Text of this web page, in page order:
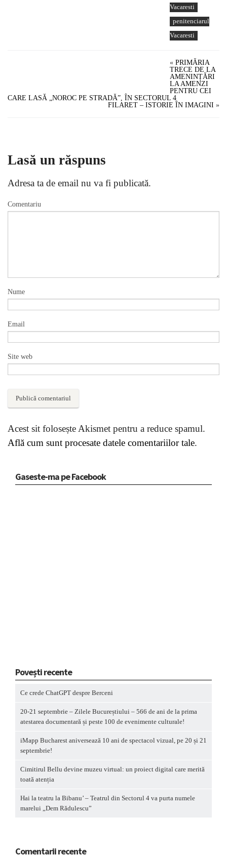
Vacaresti
penitenciarul
Vacaresti
« PRIMĂRIA
TRECE DE LA
AMENINȚĂRI
LA AMENZI
PENTRU CEI
CARE LASĂ „NOROC PE STRADĂ”, ÎN SECTORUL 4
FILARET – ISTORIE ÎN IMAGINI »
Lasă un răspuns
Adresa ta de email nu va fi publicată.
Comentariu
Nume
Email
Site web
Acest sit folosește Akismet pentru a reduce spamul.
Află cum sunt procesate datele comentariilor tale.
Gaseste-ma pe Facebook
Povești recente
Ce crede ChatGPT despre Berceni
20-21 septembrie – Zilele Bucureștiului – 566 de ani de la prima
atestarea documentară și peste 100 de evenimente culturale!
iMapp Bucharest aniversează 10 ani de spectacol vizual, pe 20 și 21
septembrie!
Cimitirul Bellu devine muzeu virtual: un proiect digital care merită
toată atenția
Hai la teatru la Bibanu’ – Teatrul din Sectorul 4 va purta numele
marelui „Dem Rădulescu”
Comentarii recente